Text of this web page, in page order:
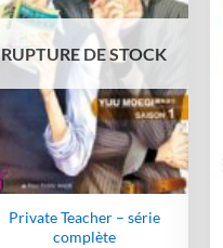
RUPTURE DE STOCK
Private Teacher – série
complète